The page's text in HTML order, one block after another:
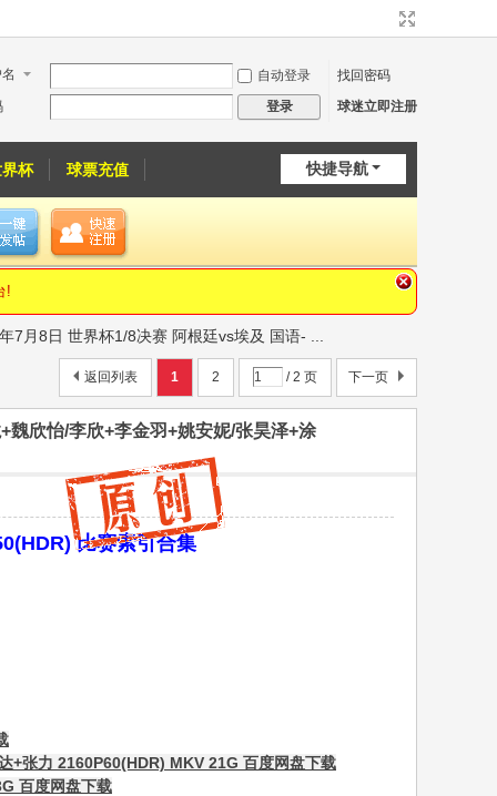
自动登录
找回密码
登录 球迷立即注册
快捷导航
杯 球票充值
!
7月8日 世界杯1/8决赛 阿根廷vs埃及 国语- ...
1 2 / 2 页 下一页
返回列表
欣怡/李欣+李金羽+姚安妮/张昊泽+涂
比赛索引合集
+张力 2160P60(HDR) MKV 21G 百度网盘下载
百度网盘下载